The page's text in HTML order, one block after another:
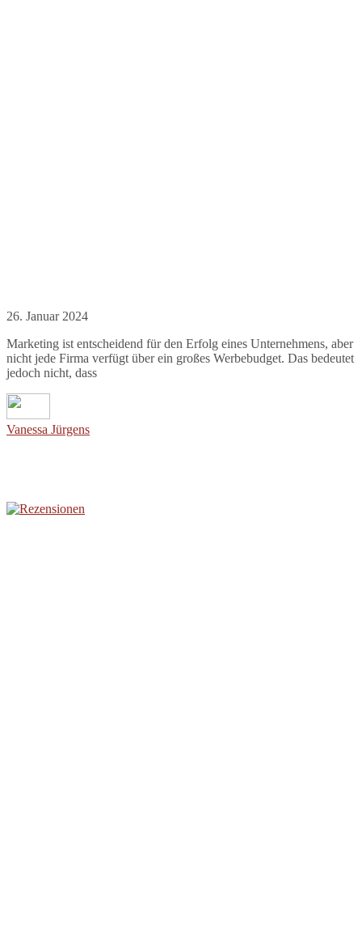
26. Januar 2024
Marketing ist entscheidend für den Erfolg eines Unternehmens, aber
nicht jede Firma verfügt über ein großes Werbebudget. Das bedeutet
jedoch nicht, dass
Vanessa Jürgens